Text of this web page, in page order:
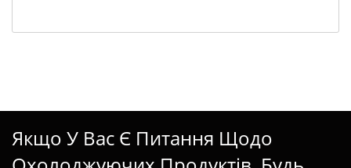
Якщо У Вас Є Питання Щодо